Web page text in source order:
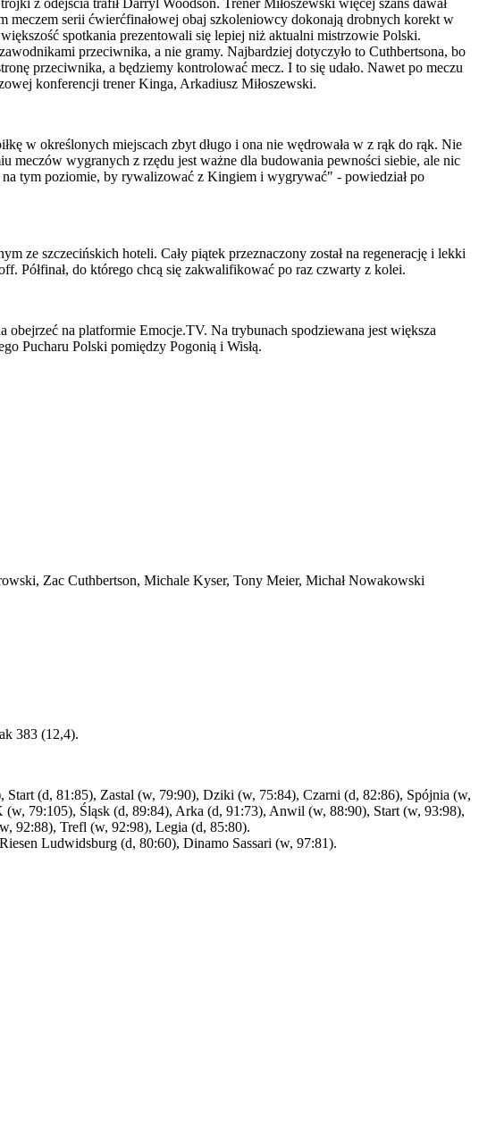
z odejścia trafił Darryl Woodson. Trener Miłoszewski więcej szans dawał
meczem serii ćwierćfinałowej obaj szkoleniowcy dokonają drobnych korekt w
spotkania prezentowali się lepiej niż aktualni mistrzowie Polski.
przeciwnika, a nie gramy. Najbardziej dotyczyło to Cuthbertsona, bo
przeciwnika, a będziemy kontrolować mecz. I to się udało. Nawet po meczu
konferencji trener Kinga, Arkadiusz Miłoszewski.
w określonych miejscach zbyt długo i ona nie wędrowała w z rąk do rąk. Nie
meczów wygranych z rzędu jest ważne dla budowania pewności siebie, ale nic
tym poziomie, by rywalizować z Kingiem i wygrywać" - powiedział po
ze szczecińskich hoteli. Cały piątek przeznaczony został na regenerację i lekki
Półfinał, do którego chcą się zakwalifikować po raz czwarty z kolei.
na platformie Emocje.TV. Na trybunach spodziewana jest większa
Pucharu Polski pomiędzy Pogonią i Wisłą.
Zac Cuthbertson, Michale Kyser, Tony Meier, Michał Nowakowski
383 (12,4).
(d, 81:85), Zastal (w, 79:90), Dziki (w, 75:84), Czarni (d, 82:86), Spójnia (w,
79:105), Śląsk (d, 89:84), Arka (d, 91:73), Anwil (w, 88:90), Start (w, 93:98),
92:88), Trefl (w, 92:98), Legia (d, 85:80).
Ludwidsburg (d, 80:60), Dinamo Sassari (w, 97:81).